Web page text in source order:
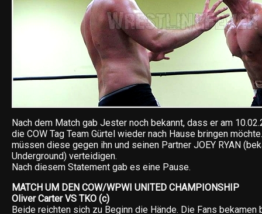
Nach dem Match gab Jester noch bekannt, dass er am
die COW Tag Team Gürtel wieder nach Hause bringen
müssen diese gegen ihn und seinen Partner JOEY RYAN
Underground) verteidigen.
Nach diesem Statement gab es eine Pause.
MATCH UM DEN COW/WPWI UNITED CHAMPIONSHIP
Oliver Carter VS TKO (c)
Beide reichten sich zu Beginn die Hände. Die Fans